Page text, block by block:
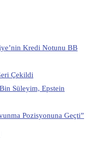
Kredi Notunu BB
Çekildi
Süleyim, Epstein
Pozisyonuna Geçti”